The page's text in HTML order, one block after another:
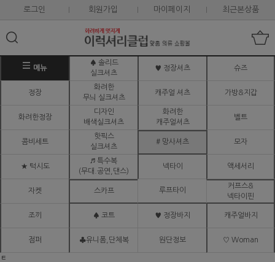
로그인 회원가입 마이페이지 최근본상품
메뉴
♠ 솔리드
실크셔츠
♥ 정장셔츠 슈즈
정장
화려한
무늬 실크셔츠
캐주얼 셔츠 가방&지갑
화려한정장
디자인
배색실크셔츠
화려한
캐주얼셔츠
벨트
콤비세트
핫픽스
실크셔츠
# 망사셔츠 모자
★ 턱시도
♬ 특수복
(무대.공연,댄스)
넥타이 액세서리
자켓 스카프 루프타이
커프스&
넥타이핀
조끼 ♠ 코트 ♥ 정장바지 캐주얼바지
점퍼 ♣유니폼,단체복 원단정보 ♡ Woman
ㅌ